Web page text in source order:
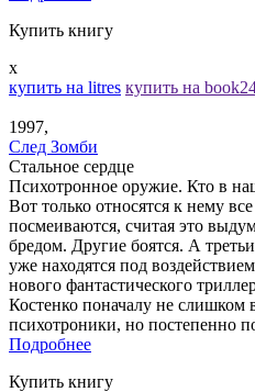
Купить книгу
x
купить на litres купить на
1997,
След Зомби
Стальное сердце
Психотронное оружие. Кто в
Вот только относятся к нему
посмеиваются, считая это
бредом. Другие боятся. А
уже находятся под
нового фантастического
Костенко поначалу не слишком
психотроники, но постепенно
Подробнее
Купить книгу